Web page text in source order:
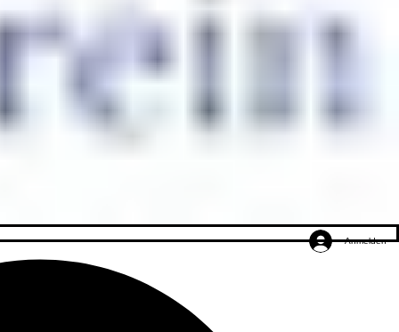
Anmelden